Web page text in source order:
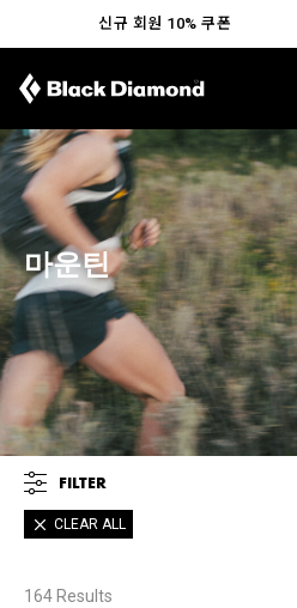
신규 회원 10% 쿠폰
마운틴
CLEAR ALL
FILTER
164Results